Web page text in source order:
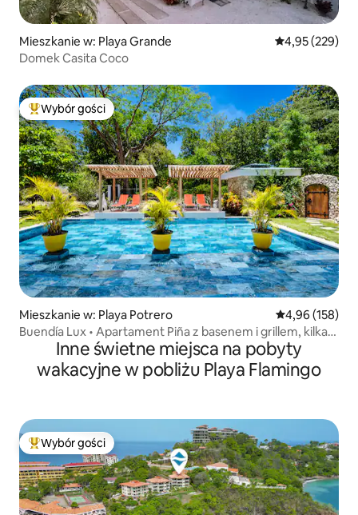
Mieszkanie w: Playa Grande Średnia
4,95 (229)
Domek Casita Coco
Najpopularniejsze z kategorii Wybór gości
Wybór gości
Mieszkanie w: Playa Potrero Średnia
4,96 (158)
Buendía Lux • Apartament Piña z basenem i grillem, kilka
kroków od plaży
Inne świetne miejsca na pobyty
wakacyjne w pobliżu Playa Flamingo
Najpopularniejsze z kategorii Wybór gości
Wybór gości